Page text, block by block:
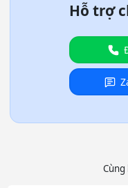
Hỗ trợ
Cùng